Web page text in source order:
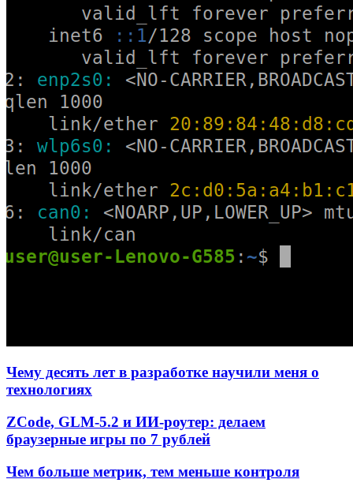
Чему десять лет в разработке научили меня о
технологиях
ZCode, GLM-5.2 и ИИ-роутер: делаем
браузерные игры по 7 рублей
Чем больше метрик, тем меньше контроля